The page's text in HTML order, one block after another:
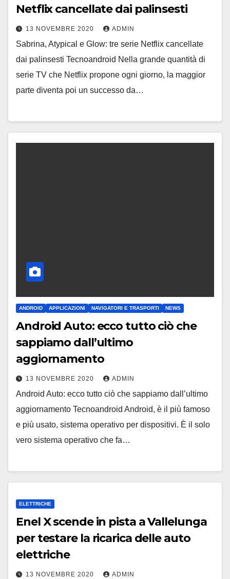
Netflix cancellate dai palinsesti
13 NOVEMBRE 2020 ADMIN
Sabrina, Atypical e Glow: tre serie Netflix cancellate
dai palinsesti Tecnoandroid Nella grande quantità di
serie TV che Netflix propone ogni giorno, la maggior
parte diventa poi un successo da…
ANDROID APPLICAZIONI NAVIGATORI E TRASPORTI NEWS
Android Auto: ecco tutto ciò che
sappiamo dall’ultimo
aggiornamento
13 NOVEMBRE 2020 ADMIN
Android Auto: ecco tutto ciò che sappiamo dall’ultimo
aggiornamento Tecnoandroid Android, è il più famoso
e più usato, sistema operativo per dispositivi. È il solo
vero sistema operativo che fa…
ELETTRICHE
Enel X scende in pista a Vallelunga
per testare la ricarica delle auto
elettriche
13 NOVEMBRE 2020 ADMIN